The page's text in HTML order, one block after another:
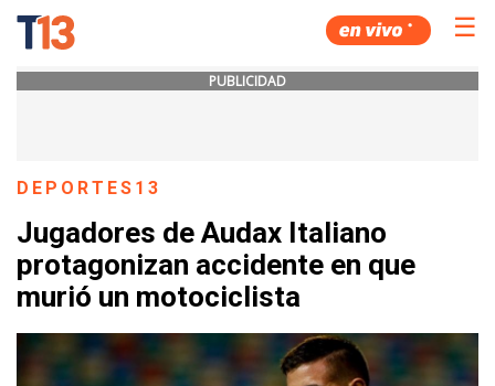
☰
PUBLICIDAD
DEPORTES13
Jugadores de Audax Italiano
protagonizan accidente en que
murió un motociclista